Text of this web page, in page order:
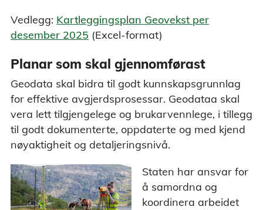
Vedlegg: Kartleggingsplan Geovekst per
desember 2025 (Excel-format)
Planar som skal gjennomførast
Geodata skal bidra til godt kunnskapsgrunnlag
for effektive avgjerdsprosessar. Geodataa skal
vera lett tilgjengelege og brukarvennlege, i tillegg
til godt dokumenterte, oppdaterte og med kjend
nøyaktigheit og detaljeringsnivå.
Staten har ansvar for
å samordna og
koordinera arbeidet